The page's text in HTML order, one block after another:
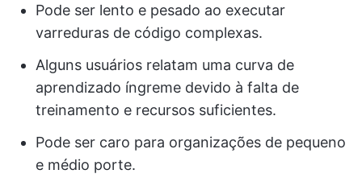
Pode ser lento e pesado ao executar
varreduras de código complexas.
Alguns usuários relatam uma curva de
aprendizado íngreme devido à falta de
treinamento e recursos suficientes.
Pode ser caro para organizações de pequeno
e médio porte.